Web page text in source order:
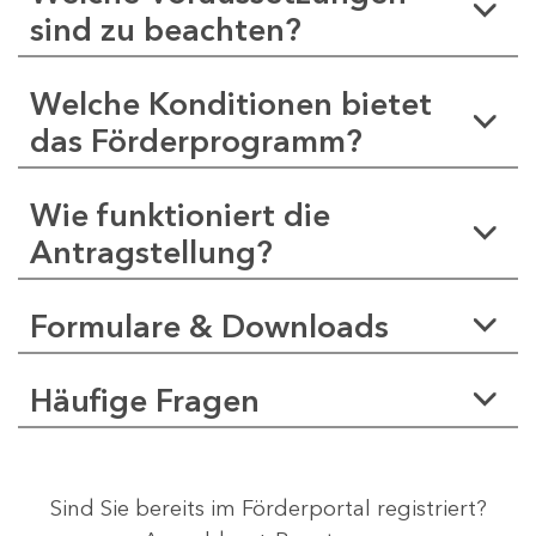
sind zu beachten?
Welche Konditionen bietet
das Förderprogramm?
Wie funktioniert die
Antragstellung?
Formulare & Downloads
Häufige Fragen
Sind Sie bereits im Förderportal registriert?